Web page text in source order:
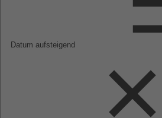
Datum aufsteigend